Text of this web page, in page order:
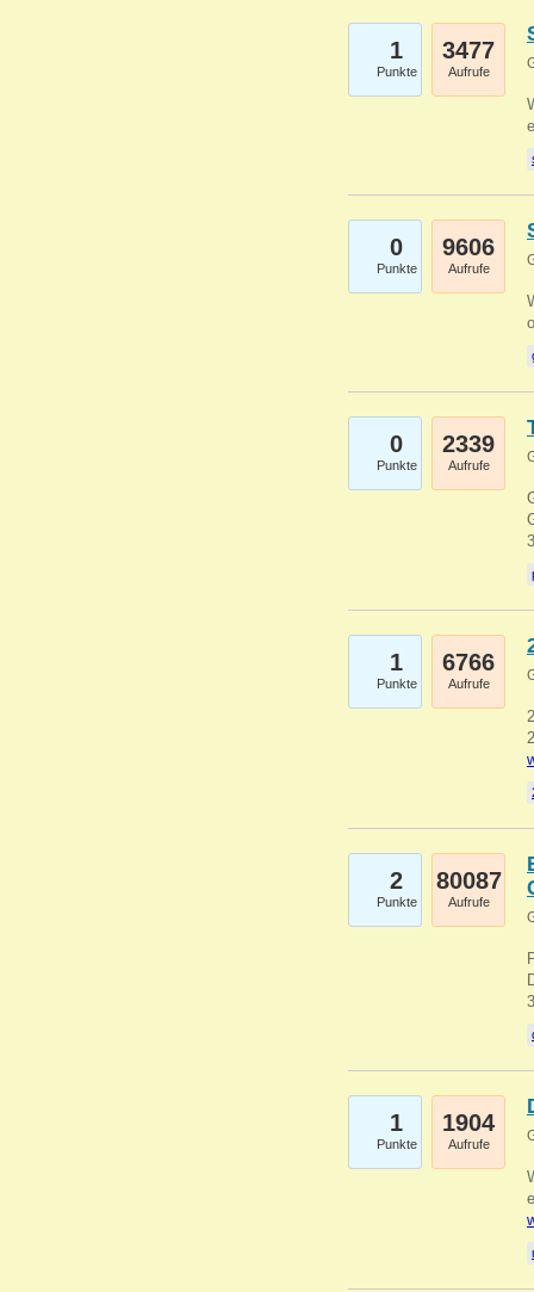
1
Punkte
3477
Aufrufe
0
Punkte
9606
Aufrufe
0
Punkte
2339
Aufrufe
1
Punkte
6766
Aufrufe
2
Punkte
80087
Aufrufe
1
Punkte
1904
Aufrufe